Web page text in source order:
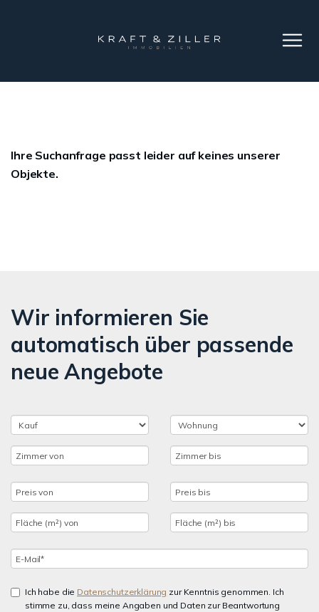
Ihre Suchanfrage passt leider auf keines unserer
Objekte.
Wir informieren Sie
automatisch über passende
neue Angebote
Ich habe die Datenschutzerklärung zur Kenntnis genommen. Ich
stimme zu, dass meine Angaben und Daten zur Beantwortung